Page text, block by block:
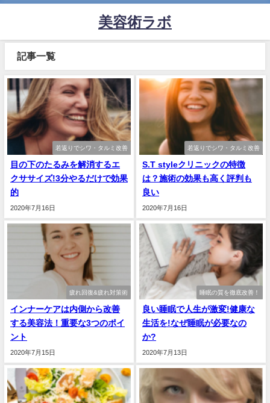
美容術ラボ
記事一覧
若返りでシワ・タルミ改善
目の下のたるみを解消するエ
クササイズ!3分やるだけで効果
的
2020年7月16日
若返りでシワ・タルミ改善
S.T styleクリニックの特徴
は？施術の効果も高く評判も
良い
2020年7月16日
疲れ回復&疲れ対策術
インナーケアは内側から改善
する美容法！重要な3つのポイ
ント
2020年7月15日
睡眠の質を徹底改善！
良い睡眠で人生が激変!健康な
生活を!なぜ睡眠が必要なの
か?
2020年7月13日